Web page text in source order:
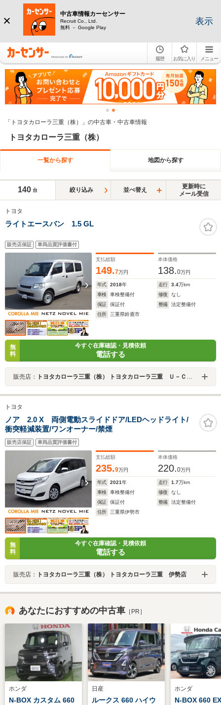
中古車情報カーセンサー
Recruit Co., Ltd.
無料 － Google Play
表示
履歴 お気に入り メニュー
「トヨタカローラ三重（株）」の中古車・中古車情報
トヨタカローラ三重（株）
一覧から探す 地図から探す
140 台 絞り込み 並べ替え
更新時に
メール受信
トヨタ
ライトエースバン 1.5 GL
販売店保証 車両品質評価書付
支払総額
149.7万円
本体価格
138.0万円
年式 2018年 走行 3.4万km
車検
車検整備付 修復
なし
保証
保証付 整備
法定整備付
住所
三重県鈴鹿市
無
料
今すぐ在庫確認・見積依頼
電話する
販売店： トヨタカローラ三重（株） トヨタカローラ三重 Ｕ－Ｃａｒ鈴鹿店
トヨタ
ノア 2.0 X 両側電動スライドドア/LEDヘッドライト/
衝突軽減装置/ワンオーナー/禁煙
販売店保証 車両品質評価書付
支払総額
235.9万円
本体価格
220.0万円
年式 2021年 走行 1.7万km
車検
車検整備付 修復
なし
保証
保証付 整備
法定整備付
住所
三重県伊勢市
無
料
今すぐ在庫確認・見積依頼
電話する
販売店： トヨタカローラ三重（株） トヨタカローラ三重 伊勢店
あなたにおすすめの中古車 ［PR］
ホンダ
N-BOX カスタム 660
日産
ルークス 660 ハイウ
ホンダ
N-BOX 660